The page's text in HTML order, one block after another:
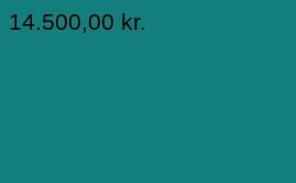
14.500,00 kr.